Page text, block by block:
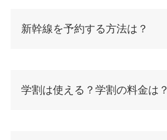
新幹線を予約する方法は？
学割は使える？学割の料金は？